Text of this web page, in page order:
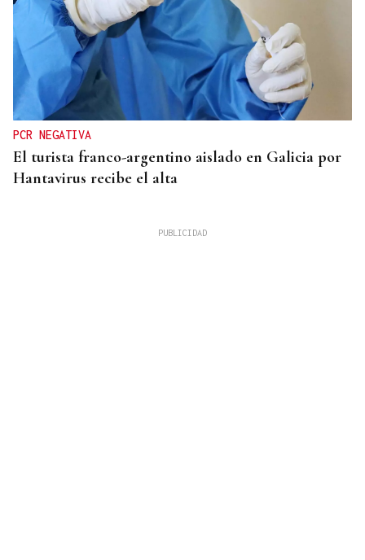
PCR NEGATIVA
El turista franco-argentino aislado en Galicia por
Hantavirus recibe el alta